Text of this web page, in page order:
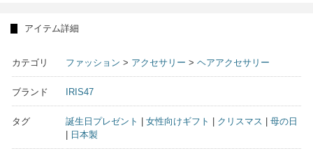
アイテム詳細
カテゴリ ファッション > アクセサリー > ヘアアクセサリー
ブランド IRIS47
タグ 誕生日プレゼント 女性向けギフト クリスマス
母の日
日本製